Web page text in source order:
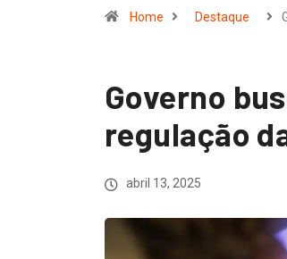
Home Destaque
Governo
regulação
abril 13, 2025